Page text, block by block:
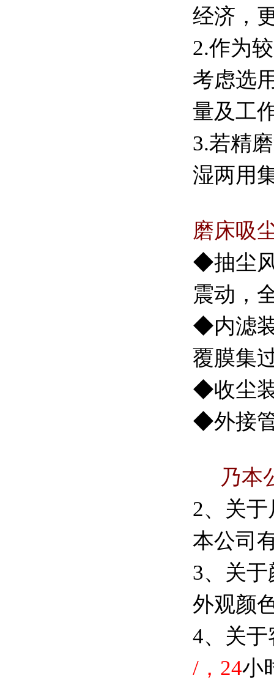
经济，
2.作为
考虑选
量及工
3.若精
湿两用
磨床吸
◆抽尘
震动，
◆内滤
覆膜集
◆收尘
◆外接
乃本
2、关于
本公司
3、关于
外观颜
4、关于
/，24小